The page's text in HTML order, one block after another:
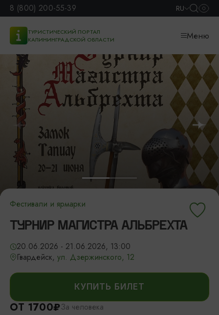
8 (800) 200-55-39 RU
ТУРИСТИЧЕСКИЙ ПОРТАЛ
КАЛИНИНГРАДСКОЙ ОБЛАСТИ
Меню
Фестивали и ярмарки
ТУРНИР МАГИСТРА АЛЬБРЕХТА
20.06.2026 - 21.06.2026, 13:00
Гвардейск, ул. Дзержинского, 12
КУПИТЬ БИЛЕТ
ОТ 1700₽За человека